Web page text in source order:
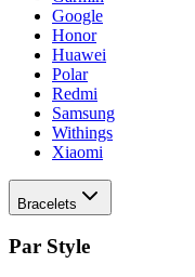
Google
Honor
Huawei
Polar
Redmi
Samsung
Withings
Xiaomi
Bracelets
Par Style